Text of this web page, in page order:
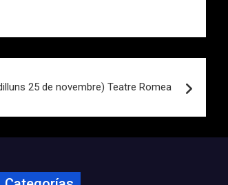
25 de novembre) Teatre Romea